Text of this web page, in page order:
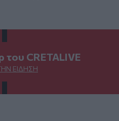
του CRETALIVE
ΕΊΔΗΣΗ